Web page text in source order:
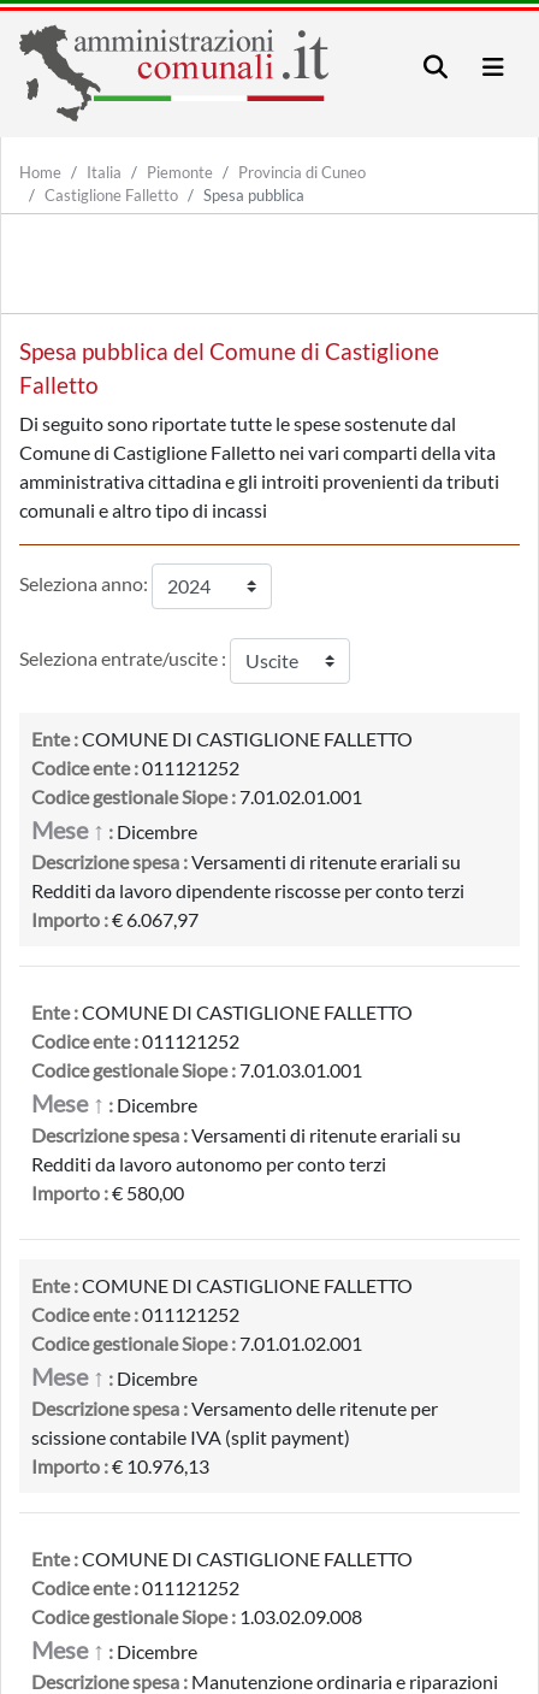
Home Italia Piemonte
Provincia di Cuneo
Castiglione Falletto
Spesa pubblica
Spesa pubblica del Comune di Castiglione
Falletto
Di seguito sono riportate tutte le spese sostenute dal
Comune di Castiglione Falletto nei vari comparti della vita
amministrativa cittadina e gli introiti provenienti da tributi
comunali e altro tipo di incassi
Seleziona anno:
Seleziona entrate/uscite :
Ente :COMUNE DI CASTIGLIONE FALLETTO
Codice ente :011121252
Codice gestionale Siope :7.01.02.01.001
Mese ↑ : Dicembre
Descrizione spesa :Versamenti di ritenute erariali su
Redditi da lavoro dipendente riscosse per conto terzi
Importo :€ 6.067,97
Ente :COMUNE DI CASTIGLIONE FALLETTO
Codice ente :011121252
Codice gestionale Siope :7.01.03.01.001
Mese ↑ : Dicembre
Descrizione spesa :Versamenti di ritenute erariali su
Redditi da lavoro autonomo per conto terzi
Importo :€ 580,00
Ente :COMUNE DI CASTIGLIONE FALLETTO
Codice ente :011121252
Codice gestionale Siope :7.01.01.02.001
Mese ↑ : Dicembre
Descrizione spesa :Versamento delle ritenute per
scissione contabile IVA (split payment)
Importo :€ 10.976,13
Ente :COMUNE DI CASTIGLIONE FALLETTO
Codice ente :011121252
Codice gestionale Siope : 1.03.02.09.008
Mese ↑ : Dicembre
Descrizione spesa : Manutenzione ordinaria e riparazioni